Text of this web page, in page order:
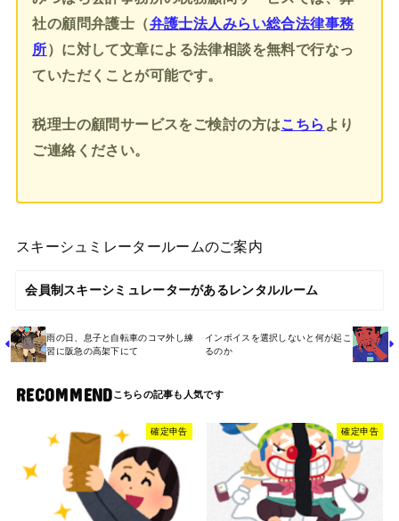
社の顧問弁護士（弁護士法人みらい総合法律事務
所）に対して文章による法律相談を無料で行なっ
ていただくことが可能です。
税理士の顧問サービスをご検討の方はこちら より
ご連絡ください。
スキーシュミレータールームのご案内
会員制スキーシミュレーターがあるレンタルルーム
雨の日、息子と自転車のコマ外し練
習に阪急の高架下にて
インボイスを選択しないと何が起こ
るのか
RECOMMEND
確定申告 確定申告